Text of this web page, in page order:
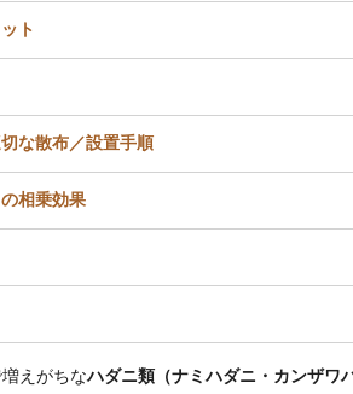
ト
な散布／設置手順
相乗効果
えがちなハダニ類（ナミハダニ・カンザワ